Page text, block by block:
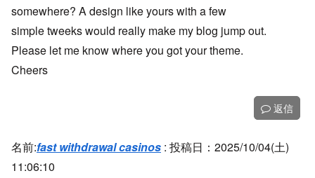
somewhere? A design like yours with a few
simple tweeks would really make my blog jump out.
Please let me know where you got your theme.
Cheers
返信
名前:fast withdrawal casinos : 投稿日：2025/10/04(土)
11:06:10